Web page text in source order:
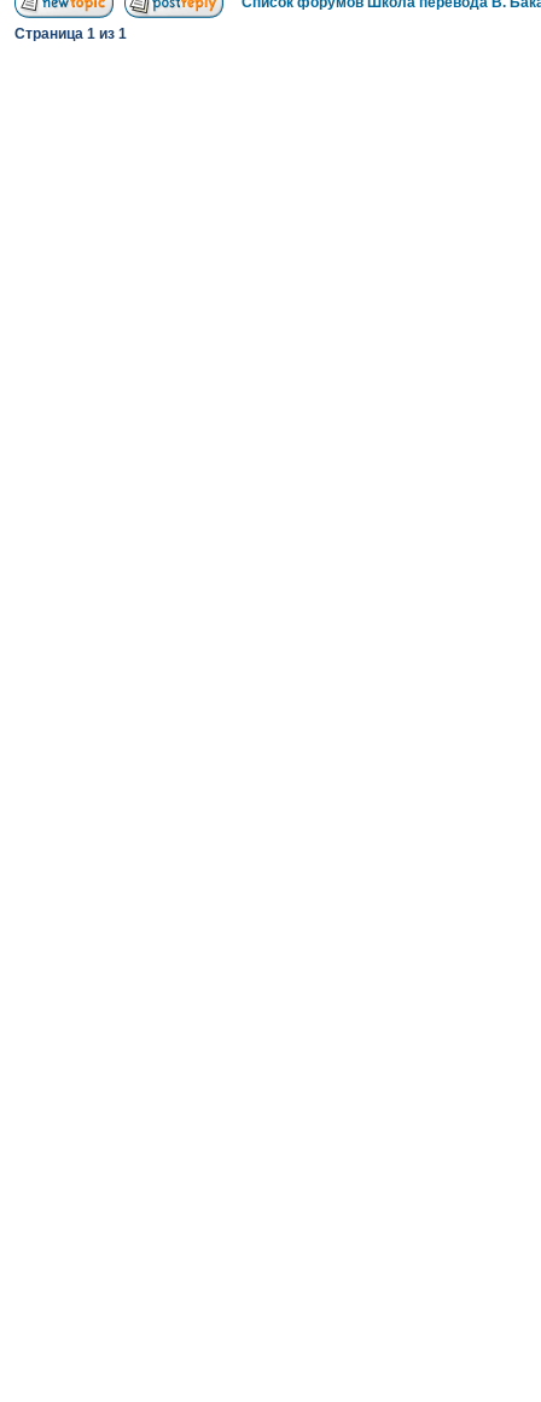
Страница 1 из 1